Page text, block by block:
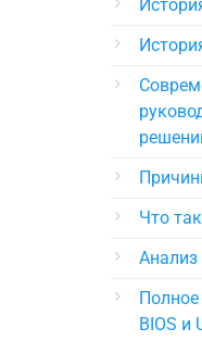
Что
Анализ
Полное
BIOS и